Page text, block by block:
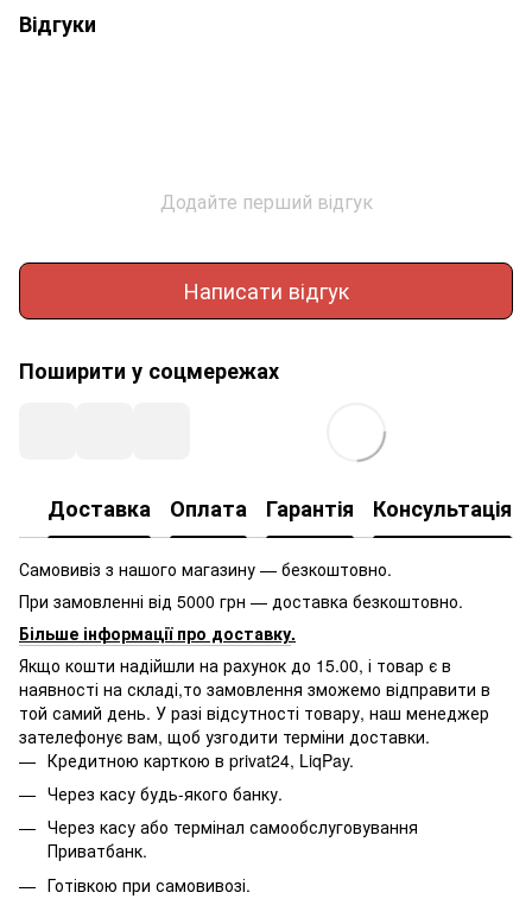
Відгуки
Додайте перший відгук
Написати відгук
Поширити у соцмережах
Доставка Оплата Гарантія Консультація
Самовивіз з нашого магазину — безкоштовно.
При замовленні від 5000 грн — доставка безкоштовно.
Більше інформації про доставку.
Якщо кошти надійшли на рахунок до 15.00, і товар є в
наявності на складі,то замовлення зможемо відправити в
той самий день. У разі відсутності товару, наш менеджер
зателефонує вам, щоб узгодити терміни доставки.
Кредитною карткою в privat24, LiqPay.
Через касу будь-якого банку.
Через касу або термінал самообслуговування
Приватбанк.
Готівкою при самовивозі.